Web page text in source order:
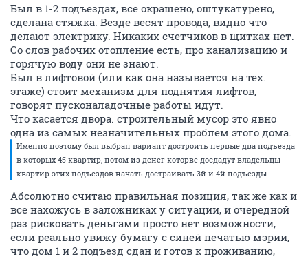
Был в 1-2 подъездах, все окрашено, оштукатурено,
сделана стяжка. Везде весят провода, видно что
делают электрику. Никаких счетчиков в щитках нет.
Со слов рабочих отопление есть, про канализацию и
горячую воду они не знают.
Был в лифтовой (или как она называется на тех.
этаже) стоит механизм для поднятия лифтов,
говорят пусконаладочные работы идут.
Что касается двора. строительный мусор это явно
одна из самых незначительных проблем этого дома.
Именно поэтому был выбран вариант достроить первые два подъезда
в которых 45 квартир, потом из денег которве досдадут владельцы
квартир этих подъездов начать достраивать 3й и 4й подъезды.
Абсолютно считаю правильная позиция, так же как и
все нахожусь в заложниках у ситуации, и очередной
раз рисковать деньгами просто нет возможности,
если реально увижу бумагу с синей печатью мэрии,
что дом 1 и 2 подъезд сдан и готов к проживанию,